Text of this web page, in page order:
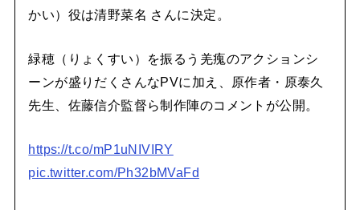
かい）役は清野菜名 さんに決定。
緑穂（りょくすい）を振るう羌瘣のアクションシ
ーンが盛りだくさんなPVに加え、原作者・原泰久
先生、佐藤信介監督ら制作陣のコメントが公開。
https://t.co/mP1uNIVIRY
pic.twitter.com/Ph32bMVaFd